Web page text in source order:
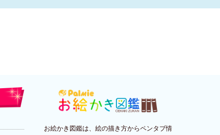
お絵かき図鑑は、絵の描き方からペンタブ情